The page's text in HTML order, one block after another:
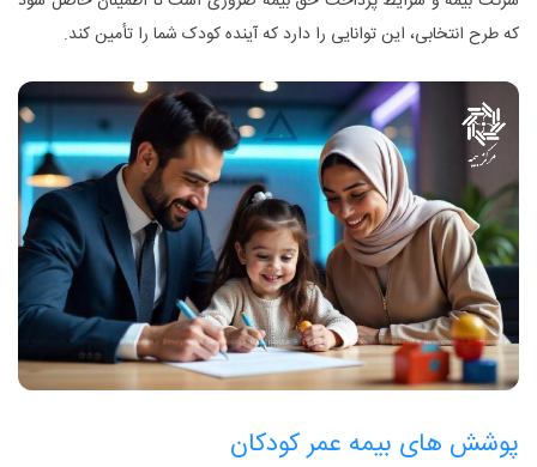
که طرح انتخابی، این توانایی را دارد که آینده کودک شما را تأمین ‌کند.
پوشش های بیمه عمر کودکان